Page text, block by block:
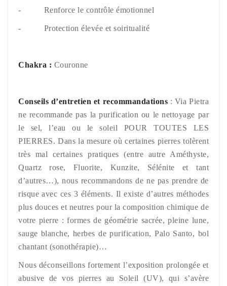
- Renforce le contrôle émotionnel
- Protection élevée et soiritualité
Chakra : Couronne
Conseils d’entretien et recommandations : Via Pietra
ne recommande pas la purification ou le nettoyage par
le sel, l’eau ou le soleil POUR TOUTES LES
PIERRES. Dans la mesure où certaines pierres tolèrent
très mal certaines pratiques (entre autre Améthyste,
Quartz rose, Fluorite, Kunzite, Sélénite et tant
d’autres…), nous recommandons de ne pas prendre de
risque avec ces 3 éléments. Il existe d’autres méthodes
plus douces et neutres pour la composition chimique de
votre pierre : formes de géométrie sacrée, pleine lune,
sauge blanche, herbes de purification, Palo Santo, bol
chantant (sonothérapie)…
Nous déconseillons fortement l’exposition prolongée et
abusive de vos pierres au Soleil (UV), qui s’avère